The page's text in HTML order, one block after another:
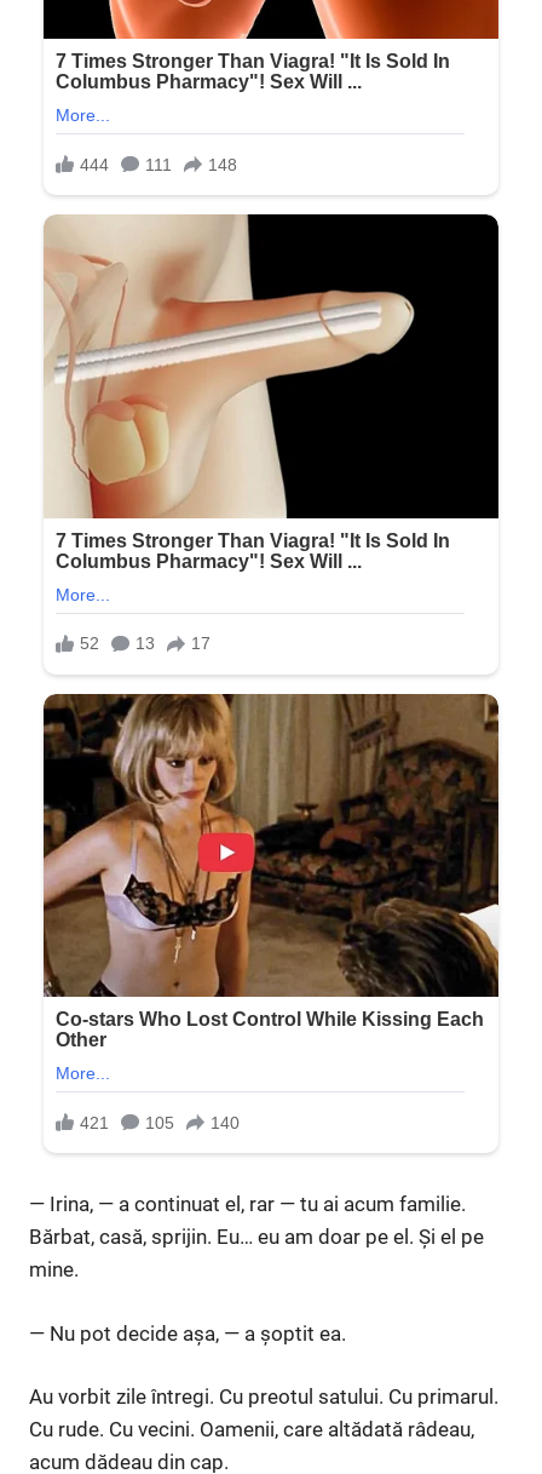
— Irina, — a continuat el, rar — tu ai acum familie.
Bărbat, casă, sprijin. Eu… eu am doar pe el. Și el pe
mine.
— Nu pot decide așa, — a șoptit ea.
Au vorbit zile întregi. Cu preotul satului. Cu primarul.
Cu rude. Cu vecini. Oamenii, care altădată râdeau,
acum dădeau din cap.